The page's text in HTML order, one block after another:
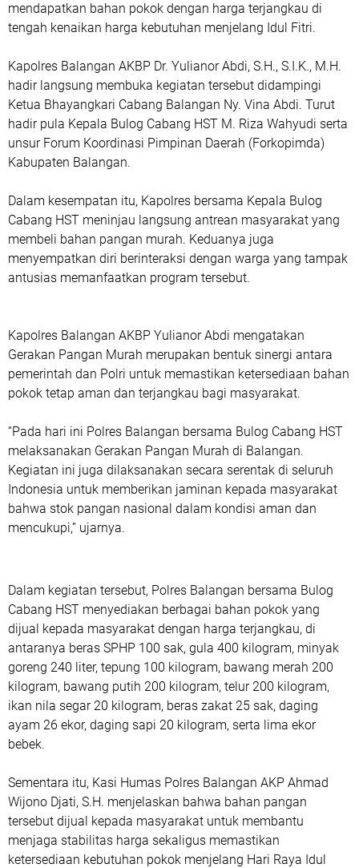
mendapatkan bahan pokok dengan harga terjangkau di
tengah kenaikan harga kebutuhan menjelang Idul Fitri.
Kapolres Balangan AKBP Dr. Yulianor Abdi, S.H., S.I.K., M.H.
hadir langsung membuka kegiatan tersebut didampingi
Ketua Bhayangkari Cabang Balangan Ny. Vina Abdi. Turut
hadir pula Kepala Bulog Cabang HST M. Riza Wahyudi serta
unsur Forum Koordinasi Pimpinan Daerah (Forkopimda)
Kabupaten Balangan.
Dalam kesempatan itu, Kapolres bersama Kepala Bulog
Cabang HST meninjau langsung antrean masyarakat yang
membeli bahan pangan murah. Keduanya juga
menyempatkan diri berinteraksi dengan warga yang tampak
antusias memanfaatkan program tersebut.
Kapolres Balangan AKBP Yulianor Abdi mengatakan
Gerakan Pangan Murah merupakan bentuk sinergi antara
pemerintah dan Polri untuk memastikan ketersediaan bahan
pokok tetap aman dan terjangkau bagi masyarakat.
“Pada hari ini Polres Balangan bersama Bulog Cabang HST
melaksanakan Gerakan Pangan Murah di Balangan.
Kegiatan ini juga dilaksanakan secara serentak di seluruh
Indonesia untuk memberikan jaminan kepada masyarakat
bahwa stok pangan nasional dalam kondisi aman dan
mencukupi,” ujarnya.
Dalam kegiatan tersebut, Polres Balangan bersama Bulog
Cabang HST menyediakan berbagai bahan pokok yang
dijual kepada masyarakat dengan harga terjangkau, di
antaranya beras SPHP 100 sak, gula 400 kilogram, minyak
goreng 240 liter, tepung 100 kilogram, bawang merah 200
kilogram, bawang putih 200 kilogram, telur 200 kilogram,
ikan nila segar 20 kilogram, beras zakat 25 sak, daging
ayam 26 ekor, daging sapi 20 kilogram, serta lima ekor
bebek.
Sementara itu, Kasi Humas Polres Balangan AKP Ahmad
Wijono Djati, S.H. menjelaskan bahwa bahan pangan
tersebut dijual kepada masyarakat untuk membantu
menjaga stabilitas harga sekaligus memastikan
ketersediaan kebutuhan pokok menjelang Hari Raya Idul